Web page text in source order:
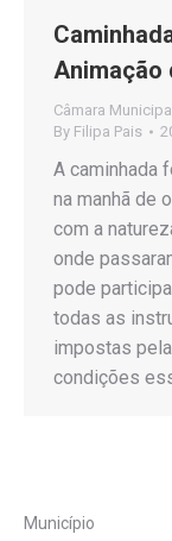
Animação
Câmara Municipal
By Filipa Pais
A caminhada
na manhã de
com a
onde
pode
todas as
impostas
condições
Município